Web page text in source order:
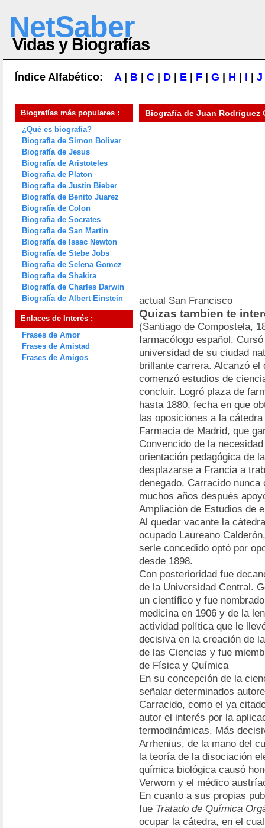
NetSaber
Vidas y Biografías
Índice Alfabético: A| B C D E F G H I J
Biografías más populares :
¿Qué es biografía?
Biografía de Simon Bolivar
Biografía de Jesus
Biografía de Aristoteles
Biografía de Platon
Biografía de Justin Bieber
Biografía de Benito Juarez
Biografía de Colon
Biografía de Socrates
Biografía de San Martin
Biografía de Issac Newton
Biografía de Stebe Jobs
Biografía de Selena Gomez
Biografía de Shakira
Biografía de Charles Darwin
Biografía de Albert Einstein
Enlaces de Interés :
Frases de Amor
Frases de Amistad
Frases de Amigos
Biografía de Juan Rodríguez
actual San Francisco
Quizas tambien te
(Santiago de Compostela,
farmacólogo español.
universidad de su ciudad
brillante carrera. Alcanzó el
comenzó estudios de
concluir. Logró plaza de
hasta 1880, fecha en que
las oposiciones a la
Farmacia de Madrid, que
Convencido de la
orientación pedagógica de
desplazarse a Francia a
denegado. Carracido
muchos años después
Ampliación de Estudios de
Al quedar vacante la
ocupado Laureano
serle concedido optó por
desde 1898.
Con posterioridad fue
de la Universidad Central.
un científico y fue
medicina en 1906 y de la
actividad política que le
decisiva en la creación de
de las Ciencias y fue
de Física y Química
En su concepción de la
señalar determinados
Carracido, como el ya
autor el interés por la
termodinámicas. Más
Arrhenius, de la mano del
la teoría de la disociación
química biológica causó
Verworn y el médico
En cuanto a sus propias
fue Tratado de Química
ocupar la cátedra, en el